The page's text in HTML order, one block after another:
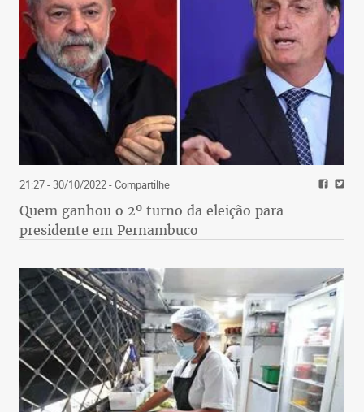
21:27 - 30/10/2022- Compartilhe
Quem ganhou o 2º turno da eleição para
presidente em Pernambuco